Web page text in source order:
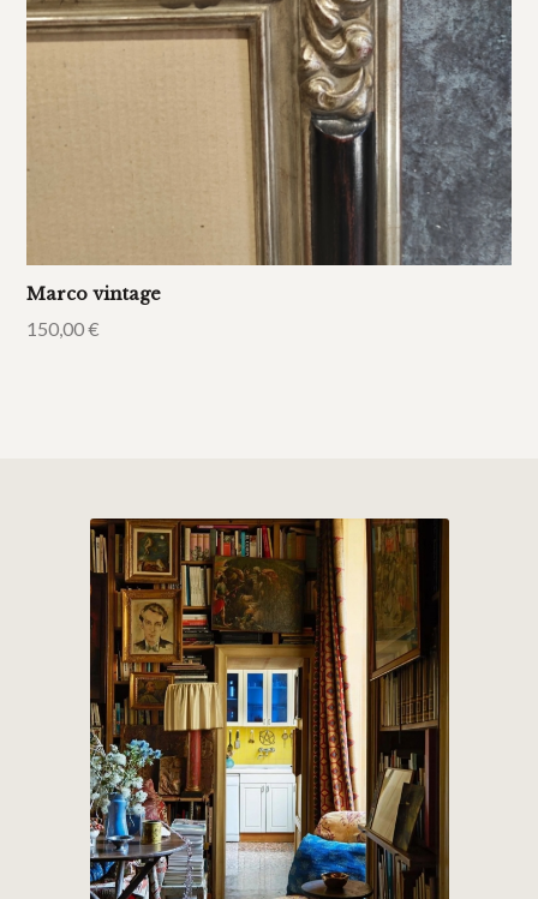
Marco vintage
150,00€